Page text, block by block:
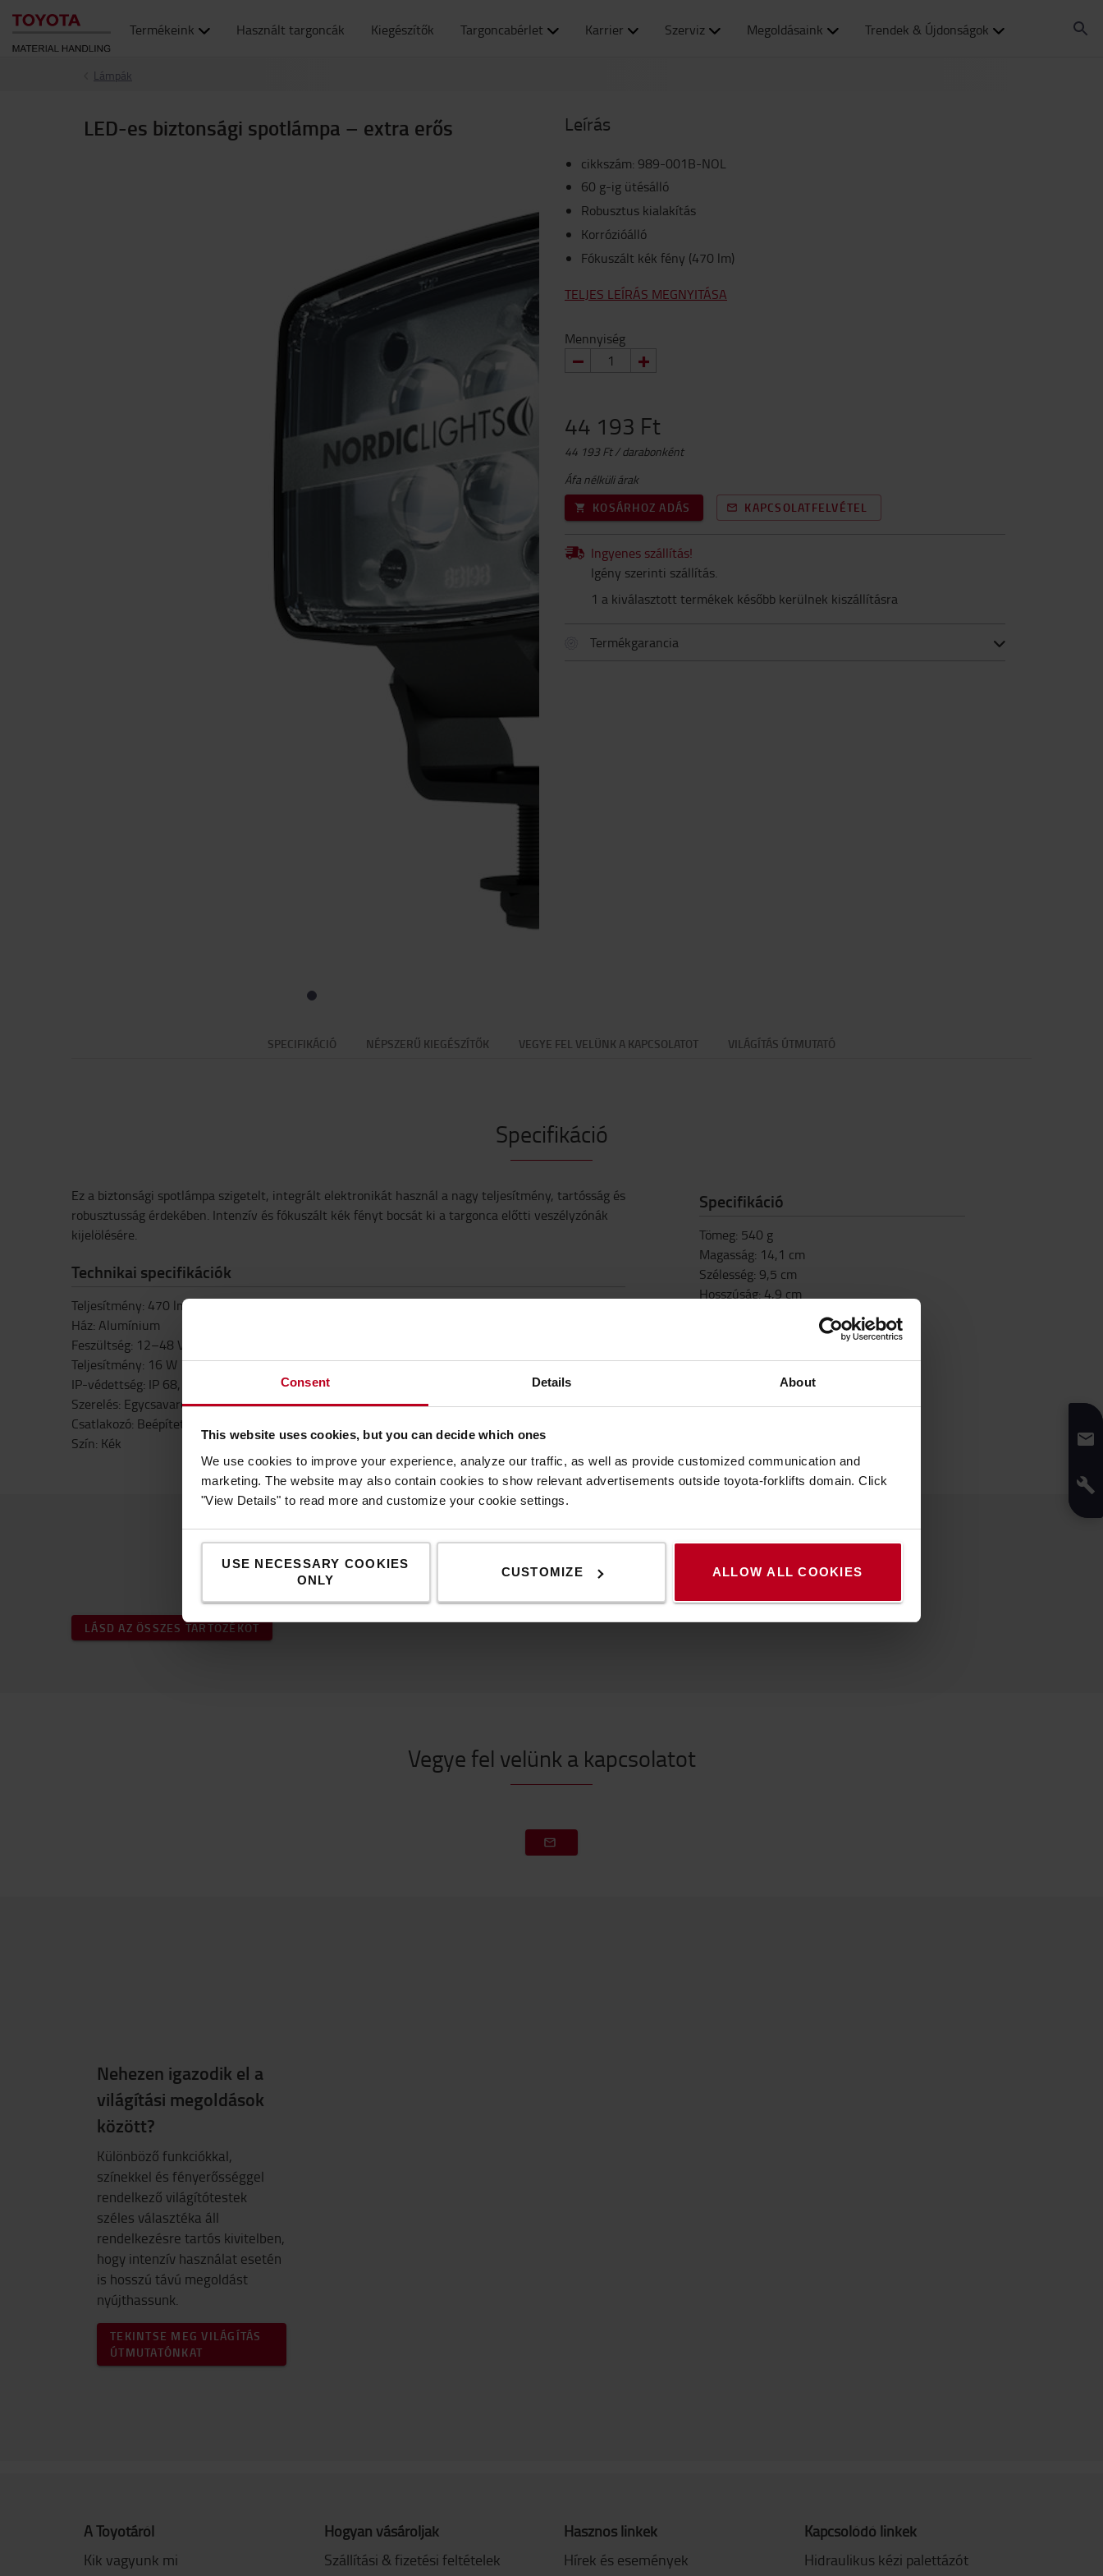
Consent Details About
This website uses cookies, but you can decide which ones
We use cookies to improve your experience, analyze our traffic, as well as provide customized communication and
marketing. The website may also contain cookies to show relevant advertisements outside toyota-forklifts domain. Click
"View Details" to read more and customize your cookie settings.
USE NECESSARY COOKIES
ONLY
CUSTOMIZE ALLOW ALL COOKIES
Termékeink Használt targoncák Kiegészítők Targoncabérlet Karrier Szerviz Megoldásaink Trendek & Újdonságok
Lámpák
LED-es biztonsági spotlámpa – extra erős Leírás
cikkszám: 989-001B-NOL
60 g-ig ütésálló
Robusztus kialakítás
Korrózióálló
Fókuszált kék fény (470 lm)
TELJES LEÍRÁS MEGNYITÁSA
Mennyiség
44 193 Ft
44 193 Ft / darabonként
Áfa nélküli árak
KOSÁRHOZ ADÁS
KAPCSOLATFELVÉTEL
Ingyenes szállítás!
Igény szerinti szállítás.
1 a kiválasztott termékek később kerülnek kiszállításra
Termékgarancia
SPECIFIKÁCIÓ NÉPSZERŰ KIEGÉSZÍTŐK VEGYE FEL VELÜNK A KAPCSOLATOT VILÁGÍTÁS ÚTMUTATÓ
Specifikáció
Ez a biztonsági spotlámpa szigetelt, integrált elektronikát használ a nagy teljesítmény, tartósság és
robusztusság érdekében. Intenzív és fókuszált kék fényt bocsát ki a targonca előtti veszélyzónák
kijelölésére.
Technikai specifikációk
Teljesítmény: 470 lm
Ház: Alumínium
Feszültség: 12–48 V
Teljesítmény: 16 W
IP-védettség: IP 68, IP6K9K
Szerelés: Egycsavaros M3
Csatlakozó: Beépített Deutsch DT2 (2pin)
Szín: Kék
Specifikáció
Tömeg: 540 g
Magasság: 14,1 cm
Szélesség: 9,5 cm
Hosszúság: 4,9 cm
Népszerű kiegészítők
LÁSD AZ ÖSSZES TARTOZÉKOT
Vegye fel velünk a kapcsolatot
Nehezen igazodik el a
világítási megoldások
között?
Különböző funkciókkal,
színekkel és fényerősséggel
rendelkező világítótestek
széles választéka áll
rendelkezésre tartós kivitelben,
hogy intenzív használat esetén
is hosszú távú megoldást
nyújthassunk.
TEKINTSE MEG VILÁGÍTÁS
ÚTMUTATÓNKAT
A Toyotáról
Kik vagyunk mi
Hogyan vásároljak
Szállítási & fizetési feltételek
Hasznos linkek
Hírek és események
Kapcsolódó linkek
Hidraulikus kézi palettázót